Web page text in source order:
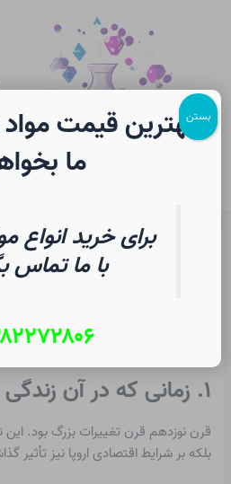
ریچارد ویلستتر در
Christopher J. Ziegler
۱. زمانی که در آن زندگی می کرد
قرن نوزدهم قرن تغییرات بزرگ بود. این
بلکه بر شرایط اقتصادی اروپا نیز تأثیر
بهترین قیمت مواد
ما
برای خرید انواع
با ما تماس
بستن